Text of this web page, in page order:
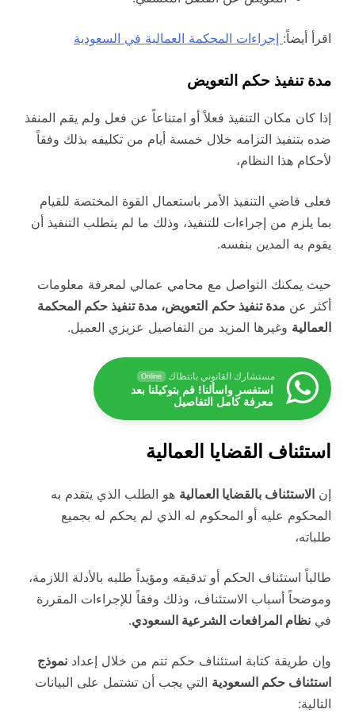
اقرأ أيضاً: إجراءات المحكمة العمالية في السعودية
مدة تنفيذ حكم التعويض
إذا كان مكان التنفيذ فعلاً أو امتناعاً عن فعل ولم يقم المنفذ
ضده بتنفيذ التزامه خلال خمسة أيام من تكليفه بذلك وفقاً
لأحكام هذا النظام،
فعلى قاضي التنفيذ الأمر باستعمال القوة المختصة للقيام
بما يلزم من إجراءات للتنفيذ، وذلك ما لم يتطلب التنفيذ أن
يقوم به المدين بنفسه.
حيث يمكنك التواصل مع محامي عمالي لمعرفة معلومات
أكثر عن مدة تنفيذ حكم التعويض، مدة تنفيذ حكم المحكمة
العمالية وغيرها المزيد من التفاصيل عزيزي العميل.
مستشارك القانوني بانتظاك Online
استفسر واسألنا! قم بتوكيلنا بعد
معرفة كامل التفاصيل
استئناف القضايا العمالية
إن الاستئناف بالقضايا العمالية هو الطلب الذي يتقدم به
المحكوم عليه أو المحكوم له الذي لم يحكم له بجميع
طلباته،
طالباً استئناف الحكم أو تدقيقه ومؤيداً طلبه بالأدلة اللازمة،
وموضحاً أسباب الاستئناف، وذلك وفقاً للإجراءات المقررة
في نظام المرافعات الشرعية السعودي.
وإن طريقة كتابة استئناف حكم تتم من خلال إعداد نموذج
استئناف حكم السعودية التي يجب أن تشتمل على البيانات
التالية: